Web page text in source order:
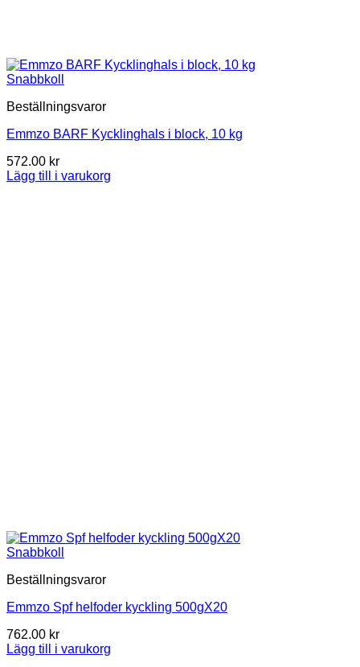
Snabbkoll
Beställningsvaror
Emmzo BARF Kycklinghals i block, 10 kg
572.00 kr
Lägg till i varukorg
Snabbkoll
Beställningsvaror
Emmzo Spf helfoder kyckling 500gX20
762.00 kr
Lägg till i varukorg